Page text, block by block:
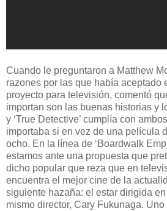
Cuando le preguntaron a Matthew
razones por las que había aceptado
proyecto para televisión, comentó
importan son las buenas historias y
y ‘True Detective’ cumplía con
importaba si en vez de una película
ocho. En la línea de ‘Boardwalk
estamos ante una propuesta que
dicho popular que reza que en
encuentra el mejor cine de la
siguiente hazaña: el estar dirigida
mismo director, Cary Fukunaga.